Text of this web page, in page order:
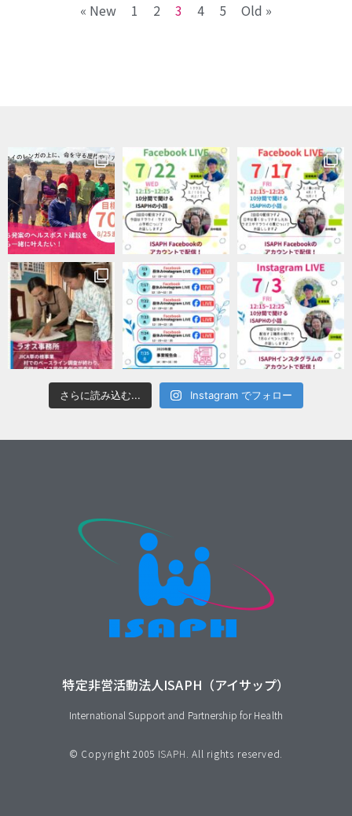
« New 1 2 3 4 5 Old »
さらに読み込む... Instagram でフォロー
特定非営活動法人ISAPH（アイサップ）
International Support and Partnership for Health
© Copyright 2005 ISAPH . All rights reserved.